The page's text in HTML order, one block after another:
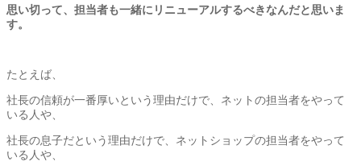
思い切って、 担当者も一緒にリニューアルするべきなんだと思いま
す。
たとえば、
社長の信頼が一番厚いという理由だけで、 ネットの担当者をやって
いる人や、
社長の息子だという理由だけで、 ネットショップの担当者をやって
いる人や、